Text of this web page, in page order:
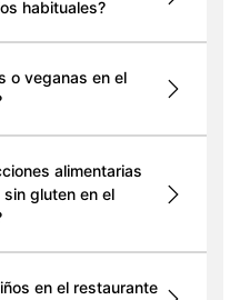
habituales?
o veganas en el
alimentarias
gluten en el
en el restaurante